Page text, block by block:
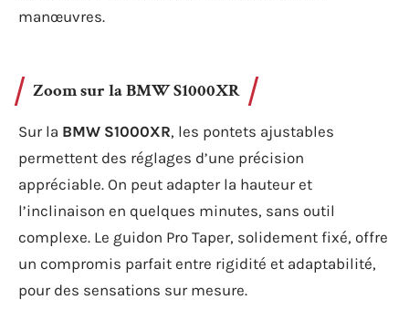
manœuvres.
Zoom sur la BMW S1000XR
Sur la BMW S1000XR, les pontets ajustables
permettent des réglages d’une précision
appréciable. On peut adapter la hauteur et
l’inclinaison en quelques minutes, sans outil
complexe. Le guidon Pro Taper, solidement fixé, offre
un compromis parfait entre rigidité et adaptabilité,
pour des sensations sur mesure.